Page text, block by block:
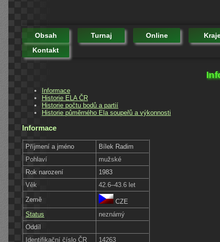
Obsah Turnaj Online
Kontakt
Informace
Historie ELA ČR
Historie počtu bodů a partií
Historie půměrného Ela soupeřů a výkonnosti
Informace
Příjmení a jméno
Bílek Radim
Pohlaví
mužské
Rok narození
1983
Věk
42.6–43.6 let
Země
CZE
Status
neznámý
Oddíl
Identifikační číslo ČR
14263